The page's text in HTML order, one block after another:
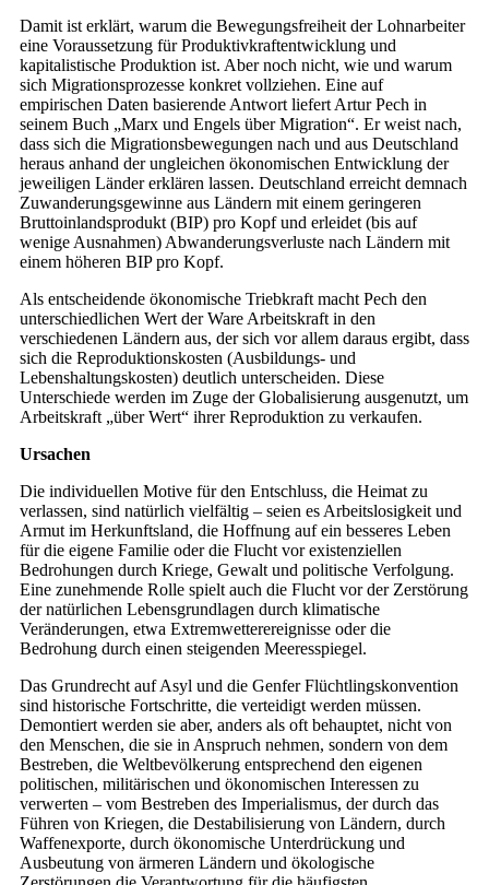
Damit ist erklärt, warum die Bewegungsfreiheit der Lohnarbeiter
eine Voraussetzung für Produktivkraftentwicklung und
kapitalistische Produktion ist. Aber noch nicht, wie und warum
sich Migrationsprozesse konkret vollziehen. Eine auf
empirischen Daten basierende Antwort liefert Artur Pech in
seinem Buch „Marx und Engels über Migration“. Er weist nach,
dass sich die Migrationsbewegungen nach und aus Deutschland
heraus anhand der ungleichen ökonomischen Entwicklung der
jeweiligen Länder erklären lassen. Deutschland erreicht demnach
Zuwanderungsgewinne aus Ländern mit einem geringeren
Bruttoinlandsprodukt (BIP) pro Kopf und erleidet (bis auf
wenige Ausnahmen) Abwanderungsverluste nach Ländern mit
einem höheren BIP pro Kopf.
Als entscheidende ökonomische Triebkraft macht Pech den
unterschiedlichen Wert der Ware Arbeitskraft in den
verschiedenen Ländern aus, der sich vor allem daraus ergibt, dass
sich die Reproduktionskosten (Ausbildungs- und
Lebenshaltungskosten) deutlich unterscheiden. Diese
Unterschiede werden im Zuge der Globalisierung ausgenutzt, um
Arbeitskraft „über Wert“ ihrer Reproduktion zu verkaufen.
Ursachen
Die individuellen Motive für den Entschluss, die Heimat zu
verlassen, sind natürlich vielfältig – seien es Arbeitslosigkeit und
Armut im Herkunftsland, die Hoffnung auf ein besseres Leben
für die eigene Familie oder die Flucht vor existenziellen
Bedrohungen durch Kriege, Gewalt und politische Verfolgung.
Eine zunehmende Rolle spielt auch die Flucht vor der Zerstörung
der natürlichen Lebensgrundlagen durch klimatische
Veränderungen, etwa Extremwetterereignisse oder die
Bedrohung durch einen steigenden Meeresspiegel.
Das Grundrecht auf Asyl und die Genfer Flüchtlingskonvention
sind historische Fortschritte, die verteidigt werden müssen.
Demontiert werden sie aber, anders als oft behauptet, nicht von
den Menschen, die sie in Anspruch nehmen, sondern von dem
Bestreben, die Weltbevölkerung entsprechend den eigenen
politischen, militärischen und ökonomischen Inte­ressen zu
verwerten – vom Bestreben des Imperialismus, der durch das
Führen von Kriegen, die Destabilisierung von Ländern, durch
Waffenexporte, durch ökonomische Unterdrückung und
Ausbeutung von ärmeren Ländern und ökologische